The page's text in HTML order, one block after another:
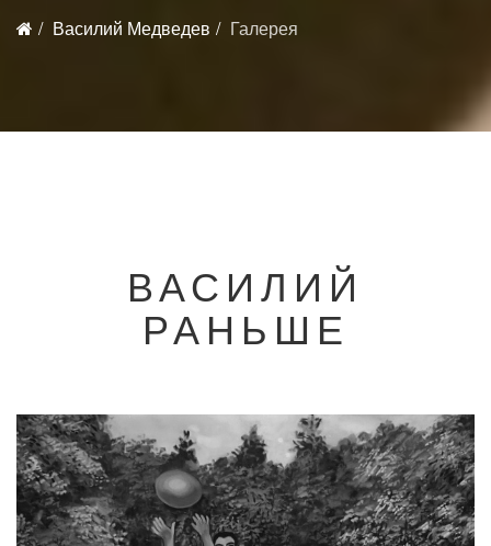
Василий Медведев Галерея
ВАСИЛИЙ
РАНЬШЕ